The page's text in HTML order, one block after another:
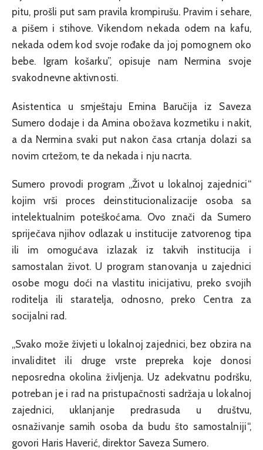
pitu, prošli put sam pravila krompirušu. Pravim i sehare,
a pišem i stihove. Vikendom nekada odem na kafu,
nekada odem kod svoje rođake da joj pomognem oko
bebe. Igram košarku”, opisuje nam Nermina svoje
svakodnevne aktivnosti.
Asistentica u smještaju Emina Baručija iz Saveza
Sumero dodaje i da Amina obožava kozmetiku i nakit,
a da Nermina svaki put nakon časa crtanja dolazi sa
novim crtežom, te da nekada i nju nacrta.
Sumero provodi program „Život u lokalnoj zajednici“
kojim vrši proces deinstitucionalizacije osoba sa
intelektualnim poteškoćama. Ovo znači da Sumero
spriječava njihov odlazak u institucije zatvorenog tipa
ili im omogućava izlazak iz takvih institucija i
samostalan život. U program stanovanja u zajednici
osobe mogu doći na vlastitu inicijativu, preko svojih
roditelja ili staratelja, odnosno, preko Centra za
socijalni rad.
„Svako može živjeti u lokalnoj zajednici, bez obzira na
invaliditet ili druge vrste prepreka koje donosi
neposredna okolina življenja. Uz adekvatnu podršku,
potreban je i rad na pristupačnosti sadržaja u lokalnoj
zajednici, uklanjanje predrasuda u društvu,
osnaživanje samih osoba da budu što samostalniji“,
govori Haris Haverić, direktor Saveza Sumero.